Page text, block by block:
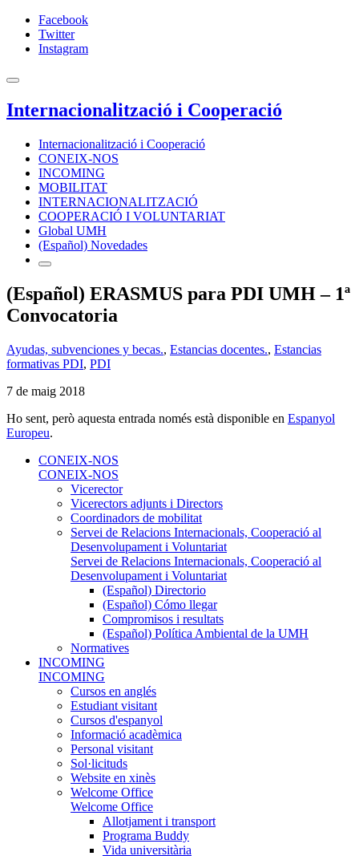
Facebook
Twitter
Instagram
Internacionalització i Cooperació
Internacionalització i Cooperació
CONEIX-NOS
INCOMING
MOBILITAT
INTERNACIONALITZACIÓ
COOPERACIÓ I VOLUNTARIAT
Global UMH
(Español) Novedades
(Español) ERASMUS para PDI UMH – 1ª
Convocatoria
Ayudas, subvenciones y becas., Estancias docentes., Estancias
formativas PDI, PDI
7 de maig 2018
Ho sent, però aquesta entrada només està disponible en Espanyol
Europeu.
CONEIX-NOS
CONEIX-NOS
Vicerector
Vicerectors adjunts i Directors
Coordinadors de mobilitat
Servei de Relacions Internacionals, Cooperació al
Desenvolupament i Voluntariat
Servei de Relacions Internacionals, Cooperació al
Desenvolupament i Voluntariat
(Español) Directorio
(Español) Cómo llegar
Compromisos i resultats
(Español) Política Ambiental de la UMH
Normatives
INCOMING
INCOMING
Cursos en anglés
Estudiant visitant
Cursos d'espanyol
Informació acadèmica
Personal visitant
Sol·licituds
Website en xinès
Welcome Office
Welcome Office
Allotjament i transport
Programa Buddy
Vida universitària